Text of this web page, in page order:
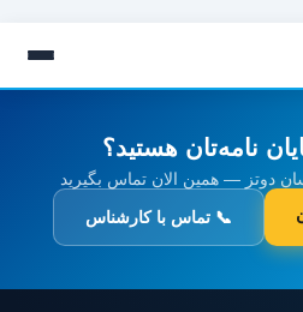
نامه‌تان هستید؟
دوتز — همین الان تماس بگیرید
📞 تماس با کارشناس